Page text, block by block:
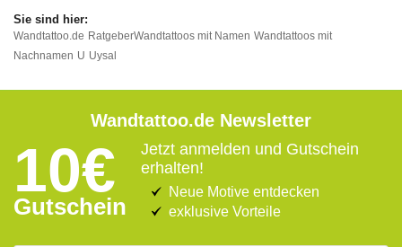
Wandtattoo.de RatgeberWandtattoos mit Namen Wandtattoos mit
Nachnamen U Uysal
Wandtattoo.de Newsletter
10€
Gutschein
Jetzt anmelden und Gutschein
erhalten!
Neue Motive entdecken
exklusive Vorteile